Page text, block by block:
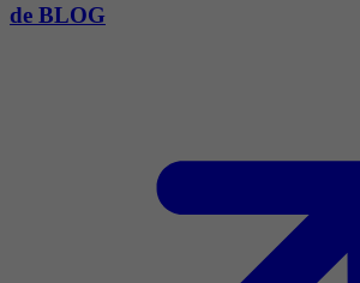
de BLOG